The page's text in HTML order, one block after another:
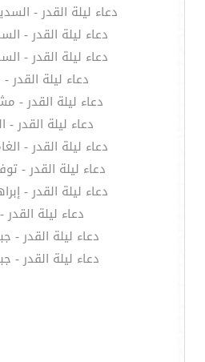
دعاء ليلة القدر -
دعاء ليلة القدر -
دعاء ليلة القدر -
دعاء ليلة
دعاء ليلة القدر -
دعاء ليلة القدر
دعاء ليلة القدر -
دعاء ليلة القدر -
دعاء ليلة القدر -
دعاء ليلة القدر
دعاء ليلة القدر - جبريل
دعاء ليلة القدر - جبريل